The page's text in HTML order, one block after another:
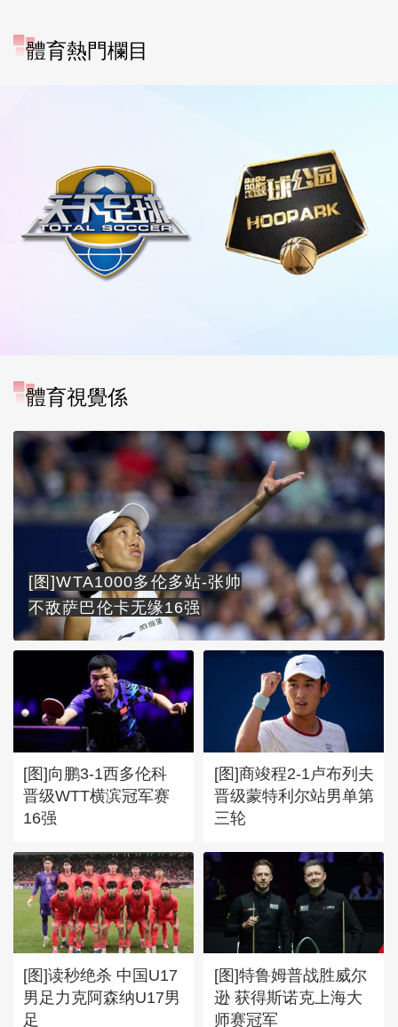
體育熱門欄目
體育視覺係
[图]WTA1000多伦多站-张帅
不敌萨巴伦卡无缘16强
[图]向鹏3-1西多伦科
晋级WTT横滨冠军赛
16强
[图]商竣程2-1卢布列夫
晋级蒙特利尔站男单第
三轮
[图]读秒绝杀 中国U17
男足力克阿森纳U17男
足
[图]特鲁姆普战胜威尔
逊 获得斯诺克上海大
师赛冠军